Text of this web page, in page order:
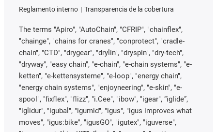
Reglamento interno
Transparencia de la cobertura
The terms "Apiro", "AutoChain", "CFRIP", "chainflex",
"chainge", "chains for cranes", "conprotect", "cradle-
chain", "CTD", "drygear", "drylin", "dryspin", "dry-tech",
"dryway", "easy chain", "e-chain", "e-chain systems", "e-
ketten", "e-kettensysteme", "e-loop", "energy chain",
"energy chain systems", "enjoyneering", "e-skin", "e-
spool", "fixflex", "flizz", "i.Cee", "ibow", "igear", “iglide”,
"iglidur", "igubal", "igumid", "igus", "igus improves what
moves", "igus:bike", "igusGO", "igutex", "iguverse",